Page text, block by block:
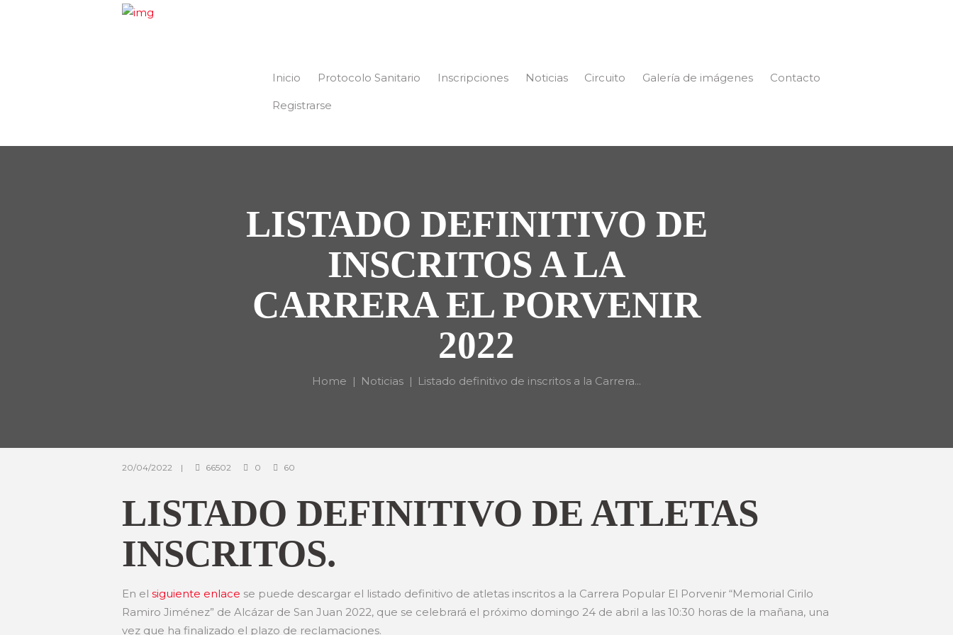
Inicio Protocolo Sanitario Inscripciones Noticias Circuito Galería de imágenes Contacto
Registrarse
LISTADO DEFINITIVO DE
INSCRITOS A LA
CARRERA EL PORVENIR
2022
Home Noticias Listado definitivo de inscritos a la Carrera...
20/04/2022 66502 0 60
LISTADO DEFINITIVO DE ATLETAS
INSCRITOS.
En el siguiente enlace se puede descargar el listado definitivo de atletas inscritos a la Carrera Popular El Porvenir “Memorial Cirilo
Ramiro Jiménez” de Alcázar de San Juan 2022, que se celebrará el próximo domingo 24 de abril a las 10:30 horas de la mañana, una
vez que ha finalizado el plazo de reclamaciones.